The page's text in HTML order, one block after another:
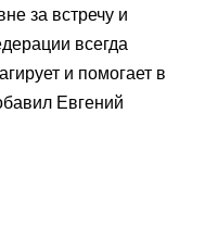
за встречу и
всегда
и помогает в
Евгений